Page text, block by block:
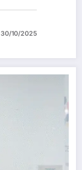
30/10/2025